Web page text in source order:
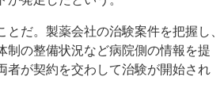
だ。製薬会社の治験案件を把握し、
制の整備状況など病院側の情報を提
者が契約を交わして治験が開始され